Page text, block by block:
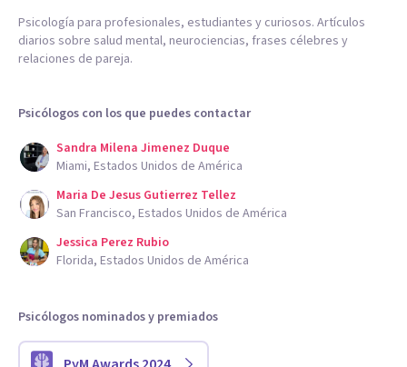
Psicología para profesionales, estudiantes y curiosos. Artículos
diarios sobre salud mental, neurociencias, frases célebres y
relaciones de pareja.
Psicólogos con los que puedes contactar
Sandra Milena Jimenez Duque
Miami, Estados Unidos de América
Maria De Jesus Gutierrez Tellez
San Francisco, Estados Unidos de América
Jessica Perez Rubio
Florida, Estados Unidos de América
Psicólogos nominados y premiados